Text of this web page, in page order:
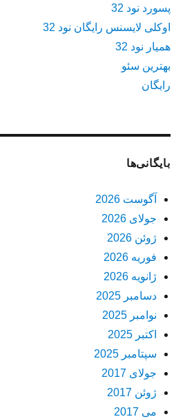
پسورد نود 32
اوکلی لایسنس رایگان نود 32
همیار نود 32
بهترین سئو
رایگان
بایگانی‌ها
آگوست 2026
جولای 2026
ژوئن 2026
فوریه 2026
ژانویه 2026
دسامبر 2025
نوامبر 2025
اکتبر 2025
سپتامبر 2025
جولای 2017
ژوئن 2017
می 2017